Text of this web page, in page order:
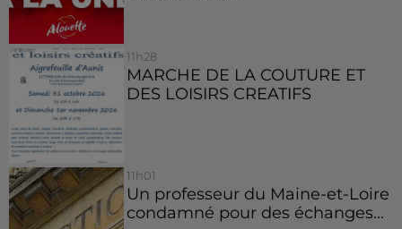
11h28
MARCHE DE LA COUTURE ET
DES LOISIRS CREATIFS
11h01
Un professeur du Maine-et-Loire
condamné pour des échanges...